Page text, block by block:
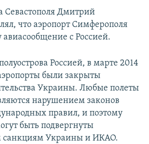
Севастополя Дмитрий
что аэропорт Симферополя
авиасообщение с Россией.
Россией, в марте 2014
были закрыты
Украины. Любые полеты
нарушением законов
правил, и поэтому
быть подвергнуты
Украины и ИКАО.